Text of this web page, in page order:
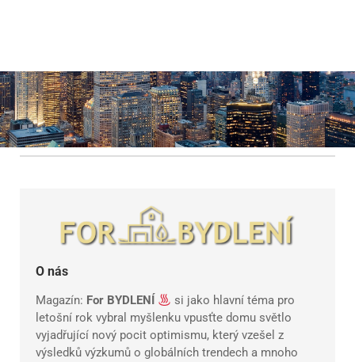
O nás
Magazín: For BYDLENÍ
si jako hlavní téma pro
letošní rok vybral myšlenku vpusťte domu světlo
vyjadřující nový pocit optimismu, který vzešel z
výsledků výzkumů o globálních trendech a mnoho